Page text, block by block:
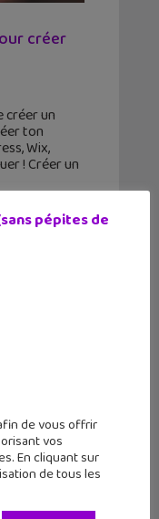
créer
créer un
ton
Wix,
! Créer un
!
pépites de
de vous offrir
vos
En cliquant sur
de tous les